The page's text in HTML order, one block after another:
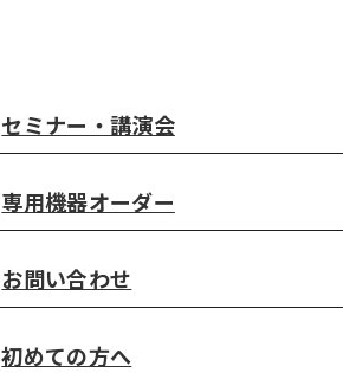
セミナー・講演会
専用機器オーダー
お問い合わせ
初めての方へ